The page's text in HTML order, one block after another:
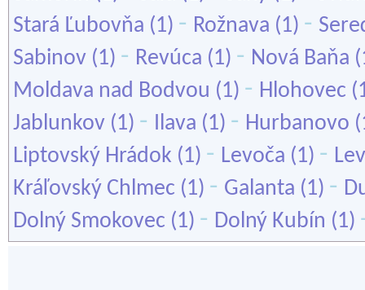
Stará Ľubovňa (1) - Rožnava (1) -
Sabinov (1) - Revúca (1) - Nová Baňa
Moldava nad Bodvou (1) - Hlohovec
Jablunkov (1) - Ilava (1) - Hurbanovo
Liptovský Hrádok (1) - Levoča (1) -
Kráľovský Chlmec (1) - Galanta (1) -
Dolný Smokovec (1) - Dolný Kubín (1)